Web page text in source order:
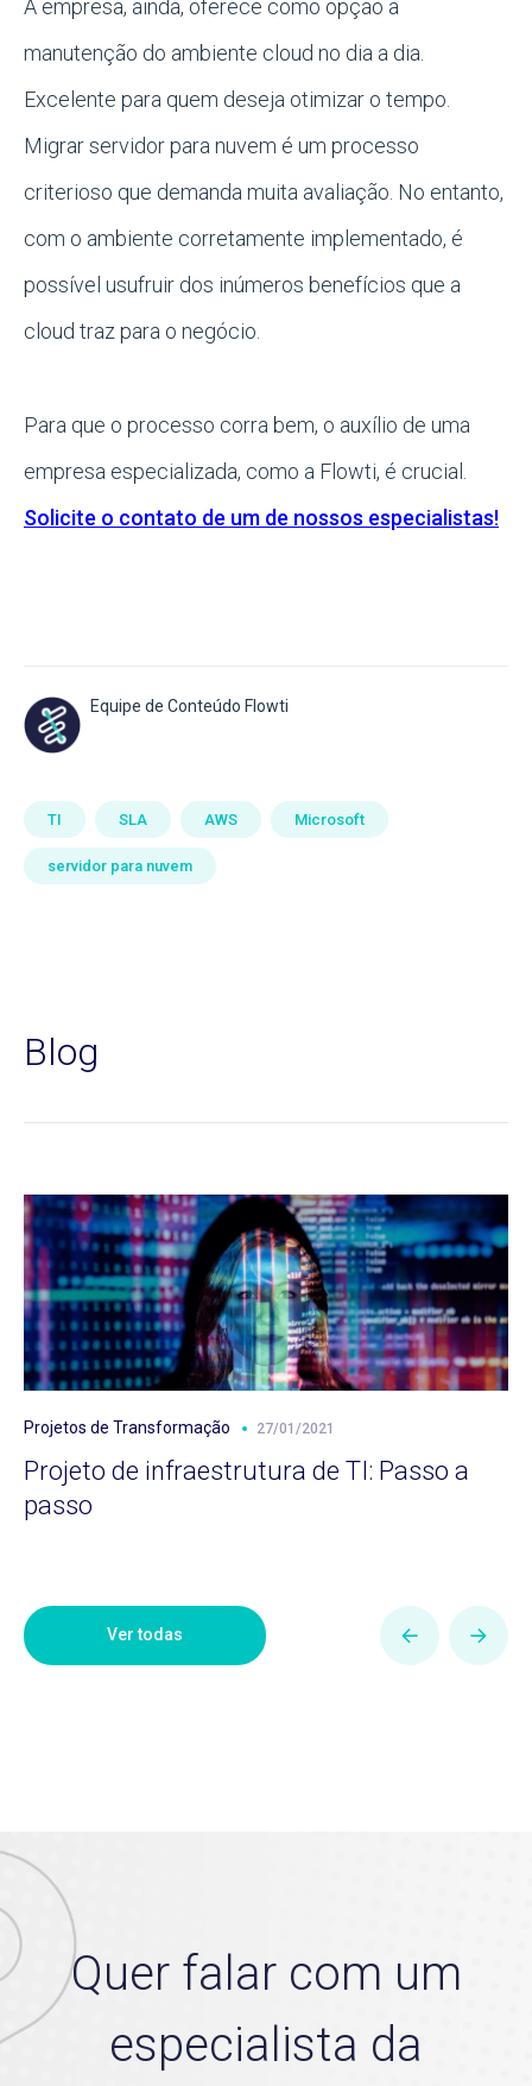
A empresa, ainda, oferece como opção a
manutenção do ambiente cloud no dia a dia.
Excelente para quem deseja otimizar o tempo.
Migrar servidor para nuvem é um processo
criterioso que demanda muita avaliação. No entanto,
com o ambiente corretamente implementado, é
possível usufruir dos inúmeros benefícios que a
cloud traz para o negócio.
Para que o processo corra bem, o auxílio de uma
empresa especializada, como a Flowti, é crucial.
Solicite o contato de um de nossos especialistas!
Equipe de Conteúdo Flowti
TI SLA AWS Microsoft
servidor para nuvem
Blog
Projetos de Transformação 27/01/2021
Projeto de infraestrutura de TI: Passo a
passo
Ver todas
Quer falar com um
especialista da